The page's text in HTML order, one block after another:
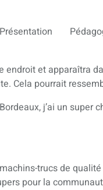
Présentation
endroit et
Cela pourrait
j’ai un super
trucs de
pour la